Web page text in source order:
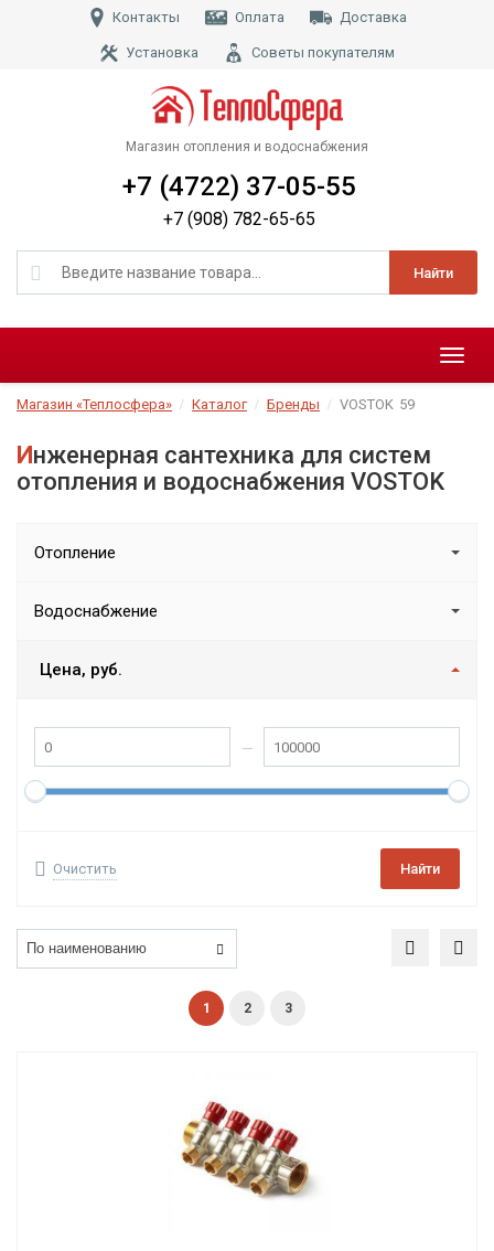
Контакты Оплата Доставка
Установка Советы покупателям
Магазин отопления и водоснабжения
Найти
+7 (4722) 37-05-55
+7 (908) 782-65-65
Меню
Магазин «Теплосфера» Каталог Бренды VOSTOK 59
Инженерная сантехника для систем
отопления и водоснабжения VOSTOK
Отопление
Водоснабжение
Цена, руб.
Очистить Найти
1 2 3